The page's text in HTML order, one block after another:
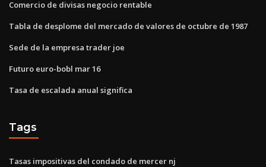
Comercio de divisas negocio rentable
Tabla de desplome del mercado de valores de octubre de 1987
Sede de la empresa trader joe
Futuro euro-bobl mar 16
Tasa de escalada anual significa
Tags
Tasas impositivas del condado de mercer nj